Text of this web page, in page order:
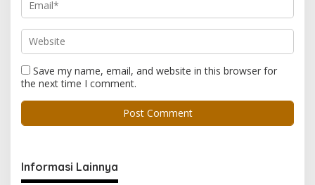
Save my name, email, and website in this browser for
the next time I comment.
Informasi Lainnya